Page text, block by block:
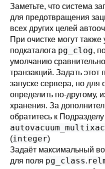
Заметьте, что система
для предотвращения
всех других целей
При очистке могут
подкаталога pg_clog,
умолчанию
транзакций. Задать
запуске сервера, но для
определить по-другому,
хранения. За
обратитесь к
(integer)
Задаёт максимальный
для поля pg_class.